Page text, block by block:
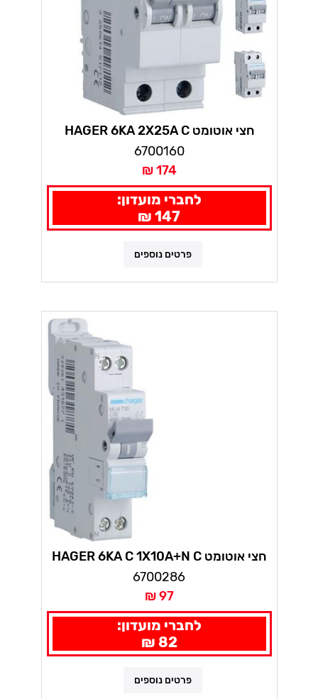
חצי אוטומט HAGER 6KA 2X25A C
6700160
174 ₪
לחברי מועדון:
147 ₪
פרטים נוספים
חצי אוטומט HAGER 6KA C 1X10A+N C
6700286
97 ₪
לחברי מועדון:
82 ₪
פרטים נוספים